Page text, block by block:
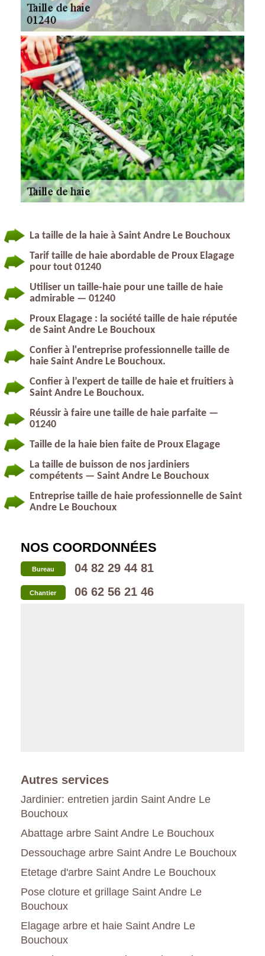
La taille de la haie à Saint Andre Le Bouchoux
Tarif taille de haie abordable de Proux Elagage
pour tout 01240
Utiliser un taille-haie pour une taille de haie
admirable — 01240
Proux Elagage : la société taille de haie réputée
de Saint Andre Le Bouchoux
Confier à l'entreprise professionnelle taille de
haie Saint Andre Le Bouchoux.
Confier à l’expert de taille de haie et fruitiers à
Saint Andre Le Bouchoux.
Réussir à faire une taille de haie parfaite —
01240
Taille de la haie bien faite de Proux Elagage
La taille de buisson de nos jardiniers
compétents — Saint Andre Le Bouchoux
Entreprise taille de haie professionnelle de Saint
Andre Le Bouchoux
NOS COORDONNÉES
Bureau 04 82 29 44 81
Chantier 06 62 56 21 46
Autres services
Jardinier: entretien jardin Saint Andre Le
Bouchoux
Abattage arbre Saint Andre Le Bouchoux
Dessouchage arbre Saint Andre Le Bouchoux
Etetage d'arbre Saint Andre Le Bouchoux
Pose cloture et grillage Saint Andre Le
Bouchoux
Elagage arbre et haie Saint Andre Le
Bouchoux